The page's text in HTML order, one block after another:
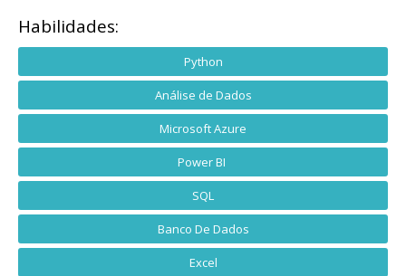
Habilidades:
Python
Análise de Dados
Microsoft Azure
Power BI
SQL
Banco De Dados
Excel